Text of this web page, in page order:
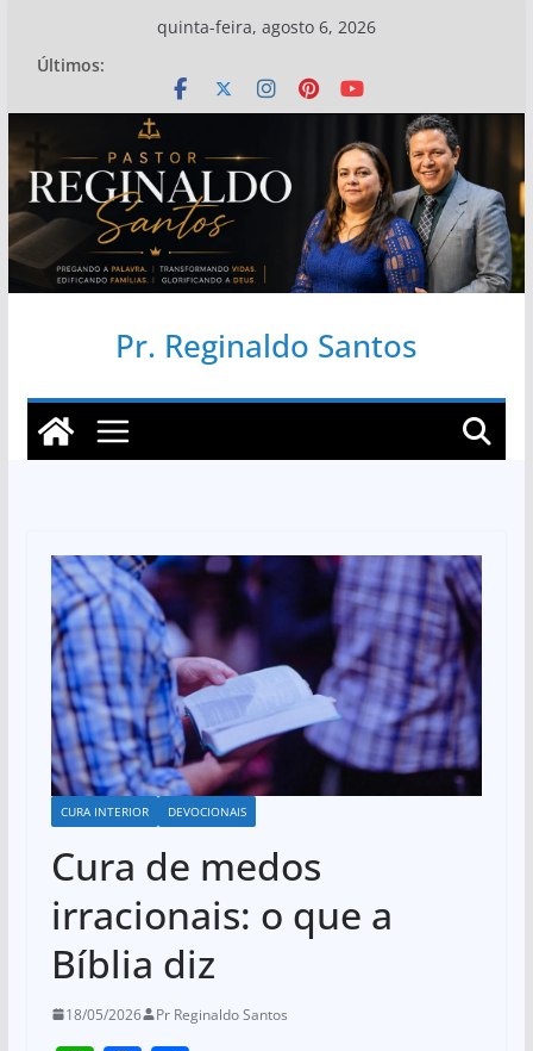
conteúdo
quinta-feira, agosto 6, 2026
Últimos:
Pr. Reginaldo Santos
CURA INTERIOR DEVOCIONAIS
Cura de medos
irracionais: o que a
Bíblia diz
18/05/2026 Pr Reginaldo Santos